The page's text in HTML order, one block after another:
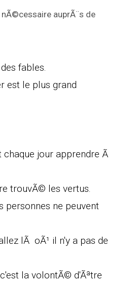
auprÃ¨s de
fables.
est le plus grand
chaque jour apprendre Ã
trouvÃ© les vertus.
personnes ne peuvent
lÃ oÃ¹ il n'y a pas de
la volontÃ© d'Ãªtre